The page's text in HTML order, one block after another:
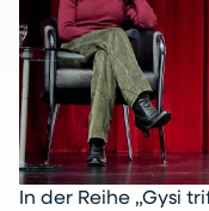
In der Reihe „Gysi